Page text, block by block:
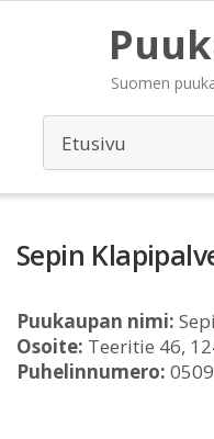
Suomen
Sepin
Puukaupan nimi:
Osoite: Teeritie 46,
Puhelinnumero: